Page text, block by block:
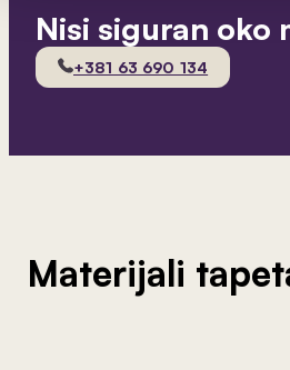
Nisi siguran oko
+381 63 690 134
Materijali